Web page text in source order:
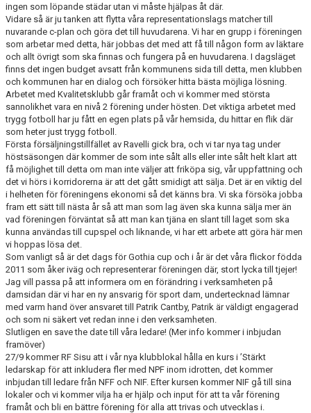
ingen som löpande städar utan vi måste hjälpas åt där.
Vidare så är ju tanken att flytta våra representationslags matcher till
nuvarande c-plan och göra det till huvudarena. Vi har en grupp i föreningen
som arbetar med detta, här jobbas det med att få till någon form av läktare
och allt övrigt som ska finnas och fungera på en huvudarena. I dagsläget
finns det ingen budget avsatt från kommunens sida till detta, men klubben
och kommunen har en dialog och försöker hitta bästa möjliga lösning.
Arbetet med Kvalitetsklubb går framåt och vi kommer med största
sannolikhet vara en nivå 2 förening under hösten. Det viktiga arbetet med
trygg fotboll har ju fått en egen plats på vår hemsida, du hittar en flik där
som heter just trygg fotboll.
Första försäljningstillfället av Ravelli gick bra, och vi tar nya tag under
höstsäsongen där kommer de som inte sålt alls eller inte sålt helt klart att
få möjlighet till detta om man inte väljer att friköpa sig, vår uppfattning och
det vi hörs i korridorerna är att det gått smidigt att sälja. Det är en viktig del
i helheten för föreningens ekonomi så det känns bra. Vi ska försöka jobba
fram ett sätt till nästa år så att man som lag även ska kunna sälja mer än
vad föreningen förväntat så att man kan tjäna en slant till laget som ska
kunna användas till cupspel och liknande, vi har ett arbete att göra här men
vi hoppas lösa det.
Som vanligt så är det dags för Gothia cup och i år är det våra flickor födda
2011 som åker iväg och representerar föreningen där, stort lycka till tjejer!
Jag vill passa på att informera om en förändring i verksamheten på
damsidan där vi har en ny ansvarig för sport dam, undertecknad lämnar
med varm hand över ansvaret till Patrik Cantby, Patrik är väldigt engagerad
och som ni säkert vet redan inne i den verksamheten.
Slutligen en save the date till våra ledare! (Mer info kommer i inbjudan
framöver)
27/9 kommer RF Sisu att i vår nya klubblokal hålla en kurs i ’Stärkt
ledarskap för att inkludera fler med NPF inom idrotten, det kommer
inbjudan till ledare från NFF och NIF. Efter kursen kommer NIF gå till sina
lokaler och vi kommer vilja ha er hjälp och input för att ta vår förening
framåt och bli en bättre förening för alla att trivas och utvecklas i.